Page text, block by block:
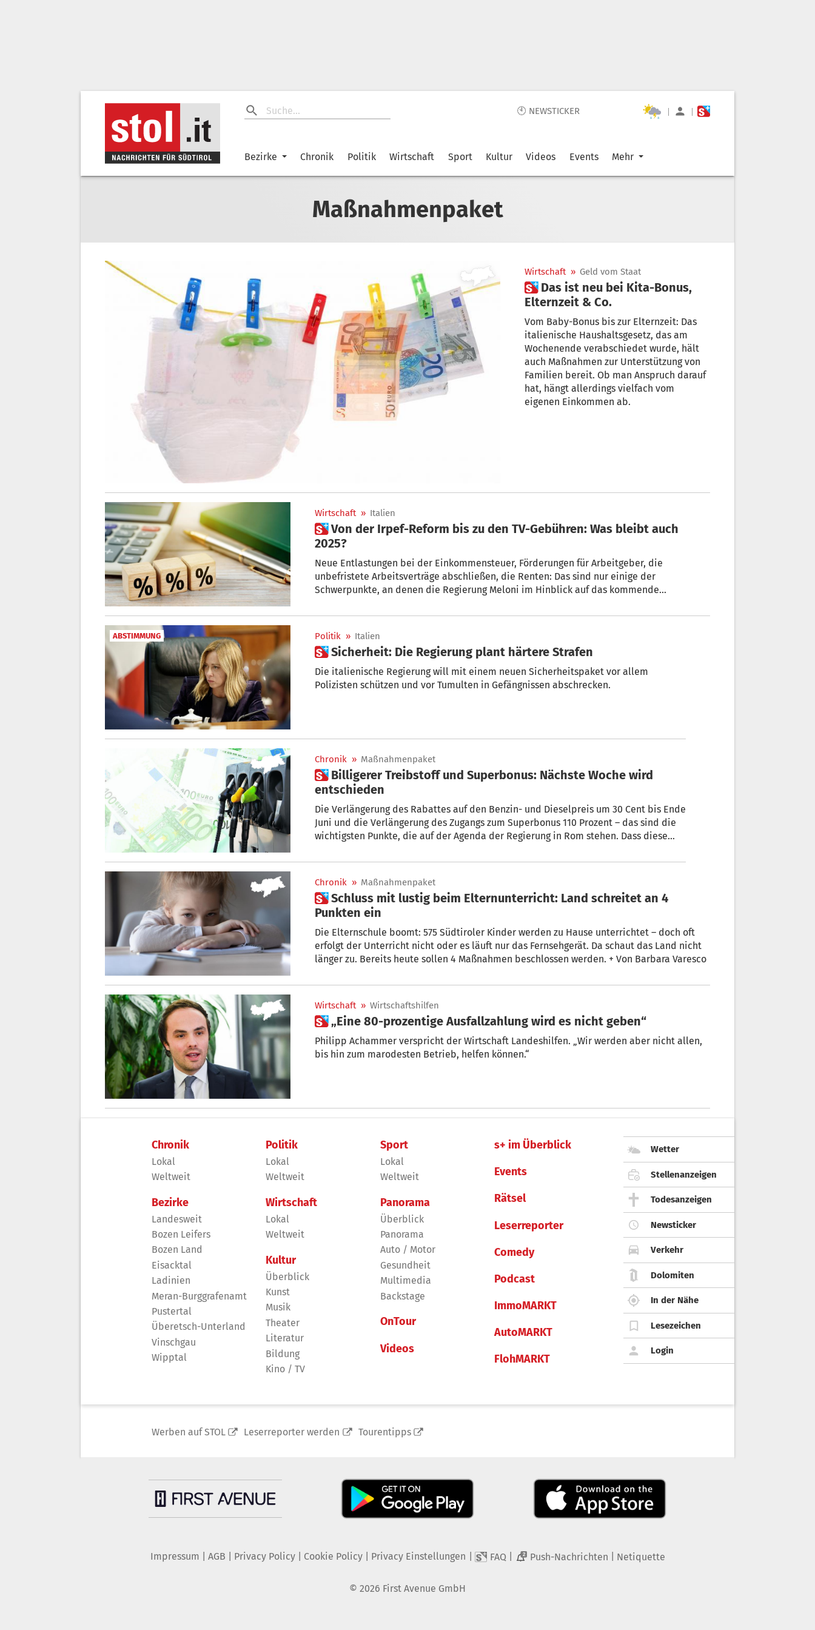
🕙 NEWSTICKER | |
Bezirke Chronik Politik Wirtschaft Sport Kultur Videos Events Mehr
Maßnahmenpaket
Wirtschaft » Geld vom Staat
 Das ist neu bei Kita-Bonus,
Elternzeit & Co.
Vom Baby-Bonus bis zur Elternzeit: Das
italienische Haushaltsgesetz, das am
Wochenende verabschiedet wurde, hält
auch Maßnahmen zur Unterstützung von
Familien bereit. Ob man Anspruch darauf
hat, hängt allerdings vielfach vom
eigenen Einkommen ab.
Wirtschaft » Italien
 Von der Irpef-Reform bis zu den TV-Gebühren: Was bleibt auch
2025?
Neue Entlastungen bei der Einkommensteuer, Förderungen für Arbeitgeber, die
unbefristete Arbeitsverträge abschließen, die Renten: Das sind nur einige der
Schwerpunkte, an denen die Regierung Meloni im Hinblick auf das kommende
25 Milliarden Euro umfassen könnte. Die Frage ist jedoch wie so oft: Woher sollen die
Mittel kommen?
ABSTIMMUNG Politik » Italien
 Sicherheit: Die Regierung plant härtere Strafen
Die italienische Regierung will mit einem neuen Sicherheitspaket vor allem
Polizisten schützen und vor Tumulten in Gefängnissen abschrecken.
Chronik » Maßnahmenpaket
 Billigerer Treibstoff und Superbonus: Nächste Woche wird
entschieden
Die Verlängerung des Rabattes auf den Benzin- und Dieselpreis um 30 Cent bis Ende
Juni und die Verlängerung des Zugangs zum Superbonus 110 Prozent – das sind die
wichtigsten Punkte, die auf der Agenda der Regierung in Rom stehen. Dass diese
könnte die Regierung diese aber erst am kommenden Montag.
Chronik » Maßnahmenpaket
 Schluss mit lustig beim Elternunterricht: Land schreitet an 4
Punkten ein
Die Elternschule boomt: 575 Südtiroler Kinder werden zu Hause unterrichtet – doch oft
erfolgt der Unterricht nicht oder es läuft nur das Fernsehgerät. Da schaut das Land nicht
länger zu. Bereits heute sollen 4 Maßnahmen beschlossen werden. + Von Barbara Varesco
Wirtschaft » Wirtschaftshilfen
 „Eine 80-prozentige Ausfallzahlung wird es nicht geben“
Philipp Achammer verspricht der Wirtschaft Landeshilfen. „Wir werden aber nicht allen,
bis hin zum marodesten Betrieb, helfen können.“
Chronik
Lokal
Weltweit
Bezirke
Landesweit
Bozen Leifers
Bozen Land
Eisacktal
Ladinien
Meran-Burggrafenamt
Pustertal
Überetsch-Unterland
Vinschgau
Wipptal
Politik
Lokal
Weltweit
Wirtschaft
Lokal
Weltweit
Kultur
Überblick
Kunst
Musik
Theater
Literatur
Bildung
Kino / TV
Sport
Lokal
Weltweit
Panorama
Überblick
Panorama
Auto / Motor
Gesundheit
Multimedia
Backstage
OnTour
Videos
s+ im Überblick
Events
Rätsel
Leserreporter
Comedy
Podcast
ImmoMARKT
AutoMARKT
FlohMARKT
Wetter
Stellenanzeigen
Todesanzeigen
Newsticker
Verkehr
Dolomiten
In der Nähe
Lesezeichen
Login
Werben auf STOL Leserreporter werden Tourentipps
Impressum AGB Privacy Policy| Cookie Policy| Privacy Einstellungen FAQ 2 Push-Nachrichten Netiquette
© 2026 First Avenue GmbH